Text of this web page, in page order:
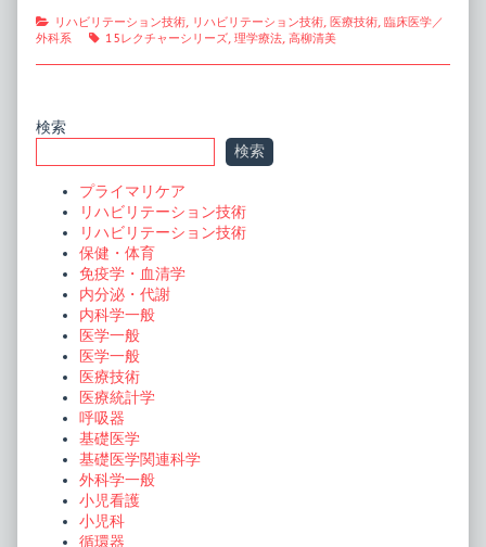
Categories
リハビリテーション技術, リハビリテーション技術, 医療技術, 臨床医学／
外科系
Tags
15レクチャーシリーズ, 理学療法, 高柳清美
Primary
Sidebar
検索
検索
プライマリケア
リハビリテーション技術
リハビリテーション技術
保健・体育
免疫学・血清学
内分泌・代謝
内科学一般
医学一般
医学一般
医療技術
医療統計学
呼吸器
基礎医学
基礎医学関連科学
外科学一般
小児看護
小児科
循環器